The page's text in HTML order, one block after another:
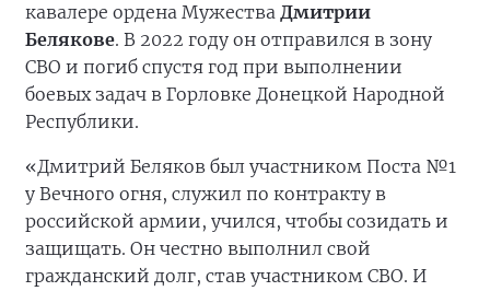
кавалере ордена Мужества Дмитрии
Белякове. В 2022 году он отправился в зону
СВО и погиб спустя год при выполнении
боевых задач в Горловке Донецкой Народной
Республики.
«Дмитрий Беляков был участником Поста №1
у Вечного огня, служил по контракту в
российской армии, учился, чтобы созидать и
защищать. Он честно выполнил свой
гражданский долг, став участником СВО. И